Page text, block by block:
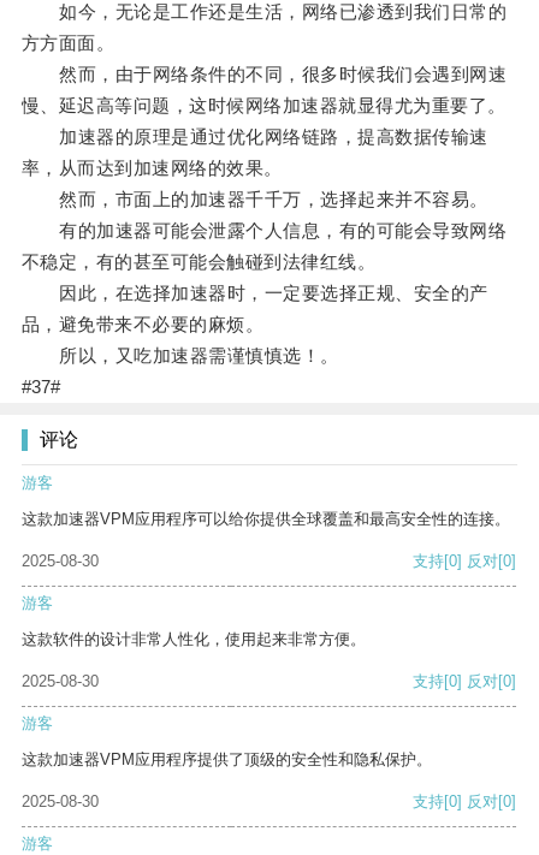
如今，无论是工作还是生活，网络已渗透到我们日常的
方方面面。
然而，由于网络条件的不同，很多时候我们会遇到网速
慢、延迟高等问题，这时候网络加速器就显得尤为重要了。
加速器的原理是通过优化网络链路，提高数据传输速
率，从而达到加速网络的效果。
然而，市面上的加速器千千万，选择起来并不容易。
有的加速器可能会泄露个人信息，有的可能会导致网络
不稳定，有的甚至可能会触碰到法律红线。
因此，在选择加速器时，一定要选择正规、安全的产
品，避免带来不必要的麻烦。
所以，又吃加速器需谨慎慎选！。
#37#
评论
游客
这款加速器VPM应用程序可以给你提供全球覆盖和最高安全性的连接。
2025-08-30 支持[0] 反对[0]
游客
这款软件的设计非常人性化，使用起来非常方便。
2025-08-30 支持[0] 反对[0]
游客
这款加速器VPM应用程序提供了顶级的安全性和隐私保护。
2025-08-30 支持[0] 反对[0]
游客